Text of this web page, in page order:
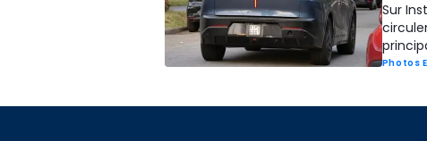
Sur
Photos